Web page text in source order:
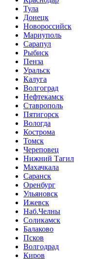
Тула
Донецк
Новороссийск
Мариуполь
Сарапул
Рыбиск
Пенза
Уральск
Калуга
Волгоград
Нефтекамск
Ставрополь
Пятигорск
Вологда
Кострома
Томск
Череповец
Нижний Тагил
Махачкала
Саранск
Оренбург
Ульяновск
Ижевск
Наб.Челны
Соликамск
Балаково
Псков
Волгодрад
Киров